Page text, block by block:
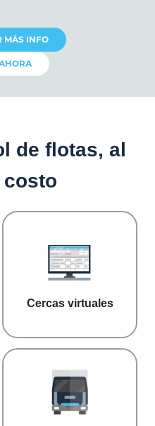
MÁS INFO
de flotas, al
costo​
Cercas virtuales